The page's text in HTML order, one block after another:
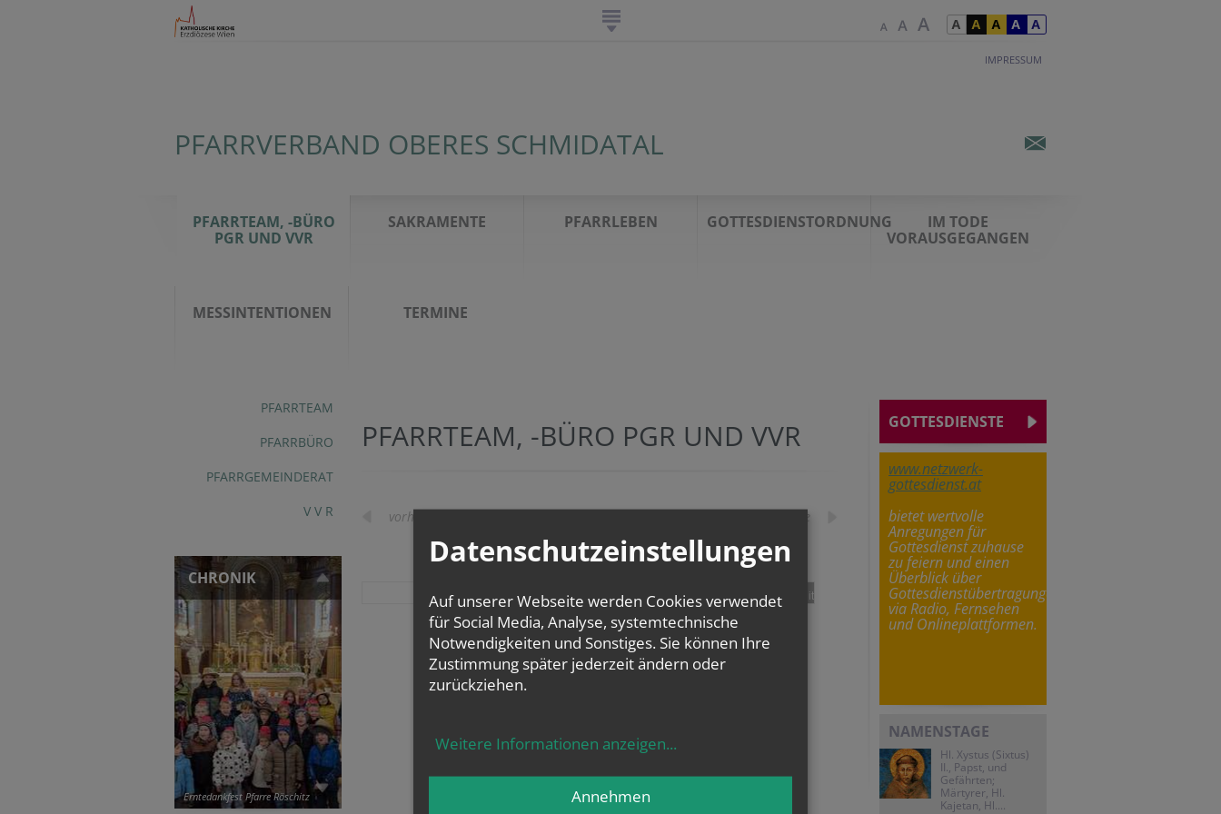
IMPRESSUM
PFARRVERBAND OBERES SCHMIDATAL
PFARRTEAM, -BÜRO
PGR UND VVR
SAKRAMENTE PFARRLEBEN GOTTESDIENSTORDNUNG
IM TODE
VORAUSGEGANGEN
MESSINTENTIONEN TERMINE
PFARRTEAM
PFARRBÜRO
PFARRGEMEINDERAT
V V R
CHRONIK
Erntedankfest Pfarre Röschitz
PFARRTEAM, -BÜRO PGR UND VVR
vorherige weitere
teilen tweet pin it
GOTTESDIENSTE
www.netzwerk-
gottesdienst.at
bietet wertvolle
Anregungen für
Gottesdienst zuhause
zu feiern und einen
Überblick über
Gottesdienstübertragungen
via Radio, Fernsehen
und Onlineplattformen.
NAMENSTAGE
Hl. Xystus (Sixtus)
II., Papst, und
Gefährten;
Märtyrer, Hl.
Kajetan, Hl....
Datenschutzeinstellungen
Auf unserer Webseite werden Cookies verwendet
für Social Media, Analyse, systemtechnische
Notwendigkeiten und Sonstiges. Sie können Ihre
Zustimmung später jederzeit ändern oder
zurückziehen.
Weitere Informationen anzeigen...
Annehmen